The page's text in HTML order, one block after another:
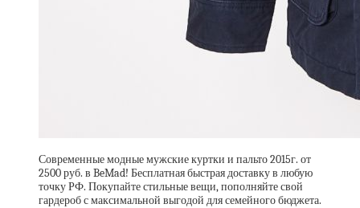
Современные модные мужские куртки и пальто 2015г. от
2500 руб. в BeMad! Бесплатная быстрая доставку в любую
точку РФ. Покупайте стильные вещи, пополняйте свой
гардероб с максимальной выгодой для семейного бюджета.